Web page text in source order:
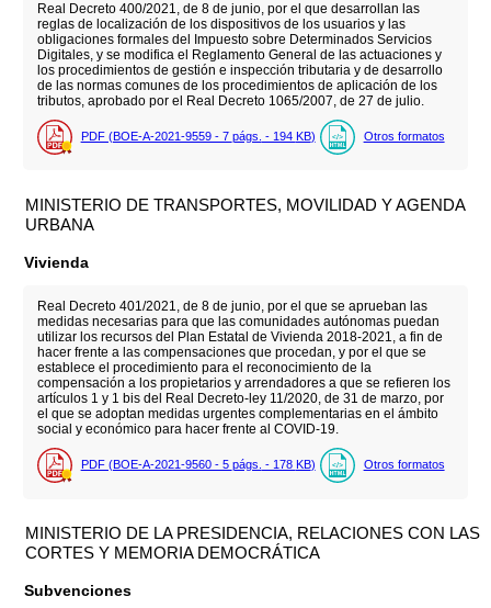
Real Decreto 400/2021, de 8 de junio, por el que desarrollan las
reglas de localización de los dispositivos de los usuarios y las
obligaciones formales del Impuesto sobre Determinados Servicios
Digitales, y se modifica el Reglamento General de las actuaciones y
los procedimientos de gestión e inspección tributaria y de desarrollo
de las normas comunes de los procedimientos de aplicación de los
tributos, aprobado por el Real Decreto 1065/2007, de 27 de julio.
PDF (BOE-A-2021-9559 - 7 págs. - 194 KB) Otros formatos
MINISTERIO DE TRANSPORTES, MOVILIDAD Y AGENDA
URBANA
Vivienda
Real Decreto 401/2021, de 8 de junio, por el que se aprueban las
medidas necesarias para que las comunidades autónomas puedan
utilizar los recursos del Plan Estatal de Vivienda 2018-2021, a fin de
hacer frente a las compensaciones que procedan, y por el que se
establece el procedimiento para el reconocimiento de la
compensación a los propietarios y arrendadores a que se refieren los
artículos 1 y 1 bis del Real Decreto-ley 11/2020, de 31 de marzo, por
el que se adoptan medidas urgentes complementarias en el ámbito
social y económico para hacer frente al COVID-19.
PDF (BOE-A-2021-9560 - 5 págs. - 178 KB) Otros formatos
MINISTERIO DE LA PRESIDENCIA, RELACIONES CON LAS
CORTES Y MEMORIA DEMOCRÁTICA
Subvenciones